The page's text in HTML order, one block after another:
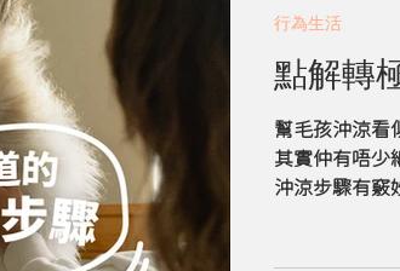
點解轉
幫毛孩沖涼看
其實仲有唔少
沖涼步驟有竅
行為生活